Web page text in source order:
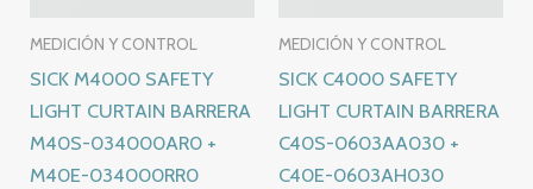
MEDICIÓN Y CONTROL
SICK M4000 SAFETY
LIGHT CURTAIN BARRERA
M40S-034000AR0 +
M40E-034000RR0
MEDICIÓN Y CONTROL
SICK C4000 SAFETY
LIGHT CURTAIN BARRERA
C40S-0603AA030 +
C40E-0603AH030